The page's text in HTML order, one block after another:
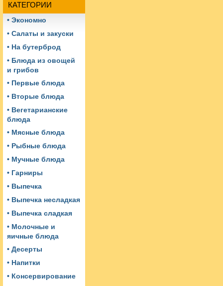
КАТЕГОРИИ
• Экономно
• Салаты и закуски
• На бутерброд
• Блюда из овощей
и грибов
• Первые блюда
• Вторые блюда
• Вегетарианские
блюда
• Мясные блюда
• Рыбные блюда
• Мучные блюда
• Гарниры
• Выпечка
• Выпечка несладкая
• Выпечка сладкая
• Молочные и
яичные блюда
• Десерты
• Напитки
• Консервирование